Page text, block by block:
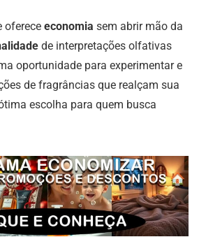
oferece economia sem abrir mão da
de interpretações olfativas
oportunidade para experimentar e
de fragrâncias que realçam sua
escolha para quem busca